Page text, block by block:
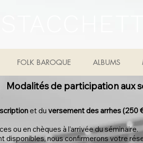
FOLK BAROQUE ALBUMS
Modalités de participation aux
et du versement des arrhes (250
ou en chèques à l’arrivée du séminaire.
disponibles, nous confirmerons votre